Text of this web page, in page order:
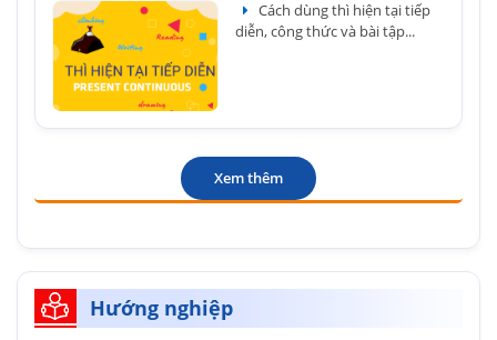
Cách dùng thì hiện tại tiếp
diễn, công thức và bài tập...
Xem thêm
Hướng nghiệp